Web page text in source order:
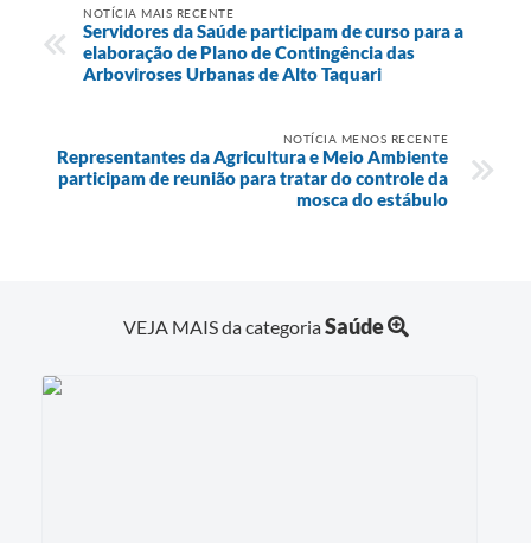
NOTÍCIA MAIS RECENTE
Servidores da Saúde participam de curso para a
elaboração de Plano de Contingência das
Arboviroses Urbanas de Alto Taquari
NOTÍCIA MENOS RECENTE
Representantes da Agricultura e Meio Ambiente
participam de reunião para tratar do controle da
mosca do estábulo
VEJA MAIS da categoriaSaúde